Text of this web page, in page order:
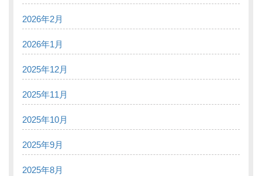
2026年2月
2026年1月
2025年12月
2025年11月
2025年10月
2025年9月
2025年8月